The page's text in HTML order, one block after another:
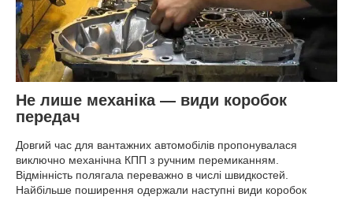
Не лише механіка — види коробок
передач
Довгий час для вантажних автомобілів пропонувалася
виключно механічна КПП з ручним перемиканням.
Відмінність полягала переважно в числі швидкостей.
Найбільше поширення одержали наступні види коробок